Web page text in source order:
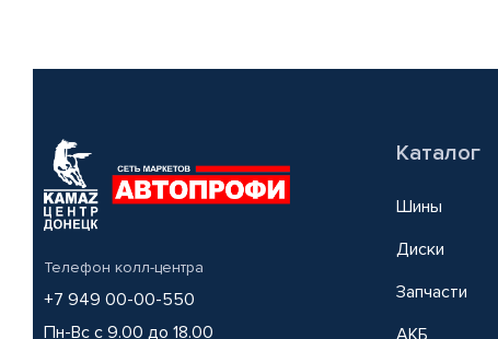
Телефон колл-центра
+7 949 00-00-550
Пн-Вс с 9.00 до 18.00
Каталог
Шины
Диски
Запчасти
АКБ